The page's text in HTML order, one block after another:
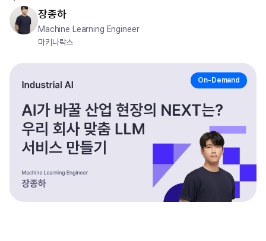
장종하
Machine Learning Engineer
마키나락스
On-Demand